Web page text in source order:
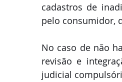
cadastros de
pelo consumidor,
No caso de não
revisão e
judicial